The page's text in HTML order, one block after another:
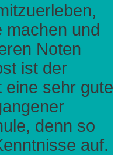
machen und
Noten
ist der
eine sehr gute
denn so
auf.